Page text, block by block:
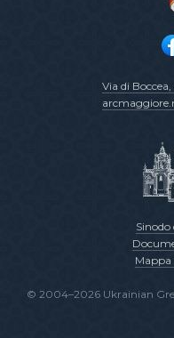
Via di Boccea,
Sinodo
© 2004–2026 Ukrainian